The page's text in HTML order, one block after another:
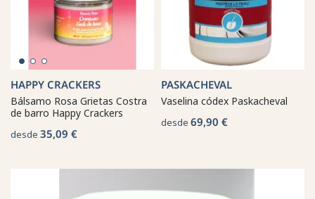
HAPPY CRACKERS
Bálsamo Rosa Grietas Costra
de barro Happy Crackers
desde 35,09 €
PASKACHEVAL
Vaselina códex Paskacheval
desde 69,90 €